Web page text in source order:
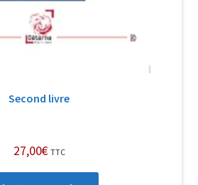
Second livre
27,00€ TTC